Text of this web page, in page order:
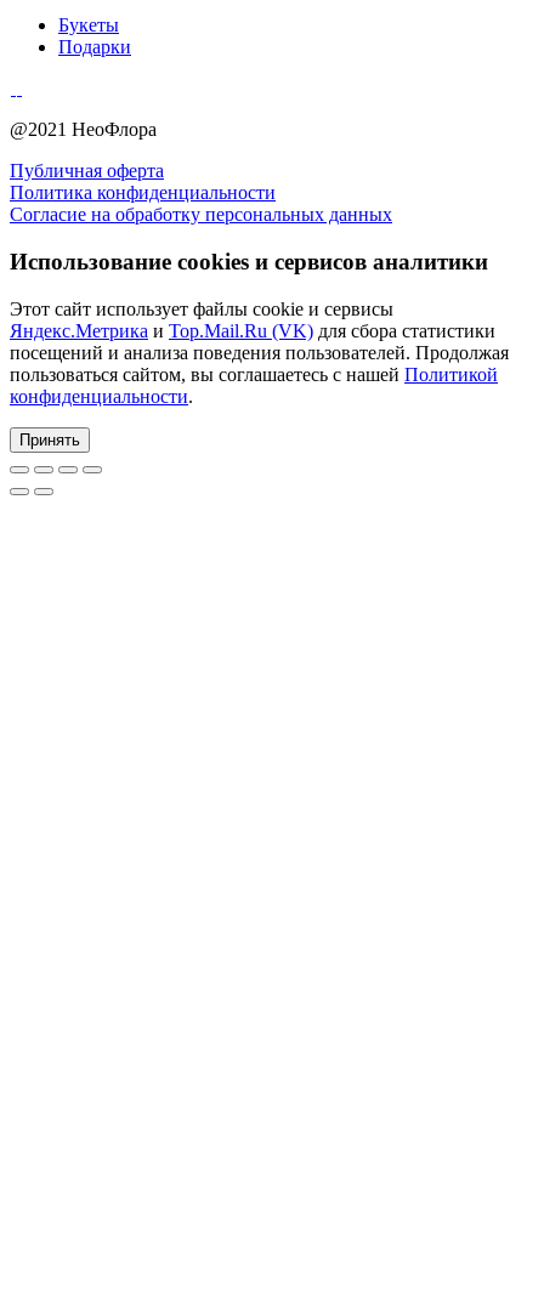
Букеты
Подарки
@2021 НеоФлора
Публичная оферта
Политика конфиденциальности
Согласие на обработку персональных данных
Использование cookies и сервисов аналитики
Этот сайт использует файлы cookie и сервисы
Яндекс.Метрика и Top.Mail.Ru (VK) для сбора статистики
посещений и анализа поведения пользователей. Продолжая
пользоваться сайтом, вы соглашаетесь с нашей Политикой
конфиденциальности.
Принять